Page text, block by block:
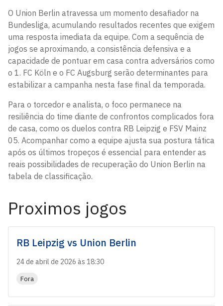
O Union Berlin atravessa um momento desafiador na
Bundesliga, acumulando resultados recentes que exigem
uma resposta imediata da equipe. Com a sequência de
jogos se aproximando, a consistência defensiva e a
capacidade de pontuar em casa contra adversários como
o 1. FC Köln e o FC Augsburg serão determinantes para
estabilizar a campanha nesta fase final da temporada.
Para o torcedor e analista, o foco permanece na
resiliência do time diante de confrontos complicados fora
de casa, como os duelos contra RB Leipzig e FSV Mainz
05. Acompanhar como a equipe ajusta sua postura tática
após os últimos tropeços é essencial para entender as
reais possibilidades de recuperação do Union Berlin na
tabela de classificação.
Proximos jogos
RB Leipzig vs Union Berlin
24 de abril de 2026 às 18:30
Fora